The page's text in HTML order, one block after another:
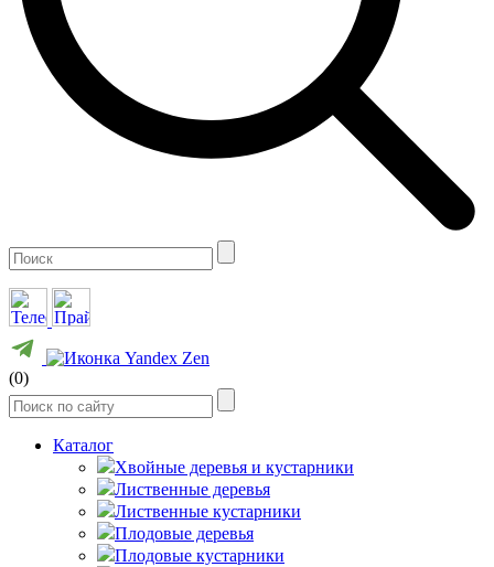
(0)
Каталог
Хвойные деревья и кустарники
Лиственные деревья
Лиственные кустарники
Плодовые деревья
Плодовые кустарники